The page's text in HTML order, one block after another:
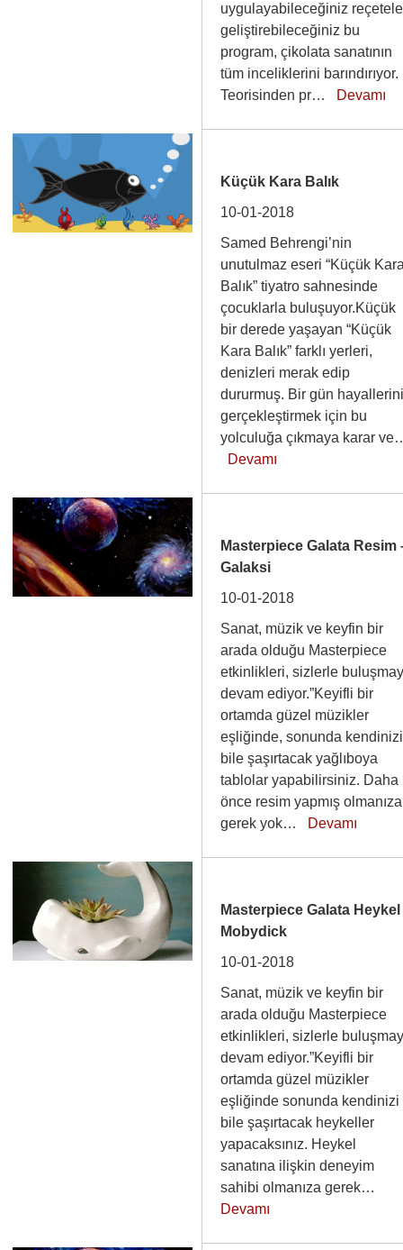
uygulayabileceğiniz
geliştirebileceğiniz bu
program, çikolata sanatının
tüm inceliklerini barındırıyor.
Teorisinden pr… Devamı
Küçük Kara Balık
10-01-2018
Samed Behrengi’nin
unutulmaz eseri “Küçük
Balık” tiyatro sahnesinde
çocuklarla buluşuyor.Küçük
bir derede yaşayan “Küçük
Kara Balık” farklı yerleri,
denizleri merak edip
dururmuş. Bir gün
gerçekleştirmek için bu
yolculuğa çıkmaya karar
Devamı
Masterpiece Galata Resim
Galaksi
10-01-2018
Sanat, müzik ve keyfin bir
arada olduğu Masterpiece
etkinlikleri, sizlerle
devam ediyor.”Keyifli bir
ortamda güzel müzikler
eşliğinde, sonunda kendinizi
bile şaşırtacak yağlıboya
tablolar yapabilirsiniz. Daha
önce resim yapmış olmanıza
gerek yok… Devamı
Masterpiece Galata Heykel
Mobydick
10-01-2018
Sanat, müzik ve keyfin bir
arada olduğu Masterpiece
etkinlikleri, sizlerle
devam ediyor.”Keyifli bir
ortamda güzel müzikler
eşliğinde sonunda kendinizi
bile şaşırtacak heykeller
yapacaksınız. Heykel
sanatına ilişkin deneyim
sahibi olmanıza gerek…
Devamı